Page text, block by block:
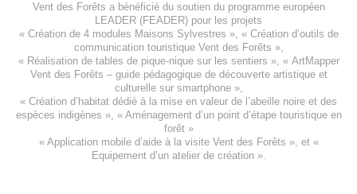
Vent des Forêts a bénéficié du soutien du programme européen
LEADER (FEADER) pour les projets
« Création de 4 modules Maisons Sylvestres », « Création d’outils de
communication touristique Vent des Forêts »,
« Réalisation de tables de pique-nique sur les sentiers », « ArtMapper
Vent des Forêts – guide pédagogique de découverte artistique et
culturelle sur smartphone »,
« Création d’habitat dédié à la mise en valeur de l’abeille noire et des
espèces indigènes », « Aménagement d’un point d’étape touristique en
forêt»
« Application mobile d’aide à la visite Vent des Forêts », et «
Equipement d’un atelier de création».